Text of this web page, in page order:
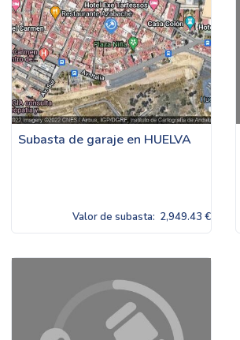
Subasta de garaje en HUELVA
Valor de subasta: 2,949.43 €